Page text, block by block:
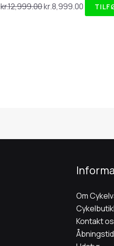
kr.12,999.00kr.8,999.00
Om
Kontakt os